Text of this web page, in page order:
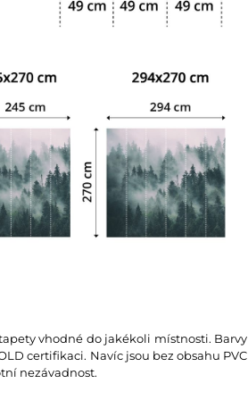
vhodné do jakékoli místnosti. Barvy
certifikaci. Navíc jsou bez obsahu PVC
nezávadnost.